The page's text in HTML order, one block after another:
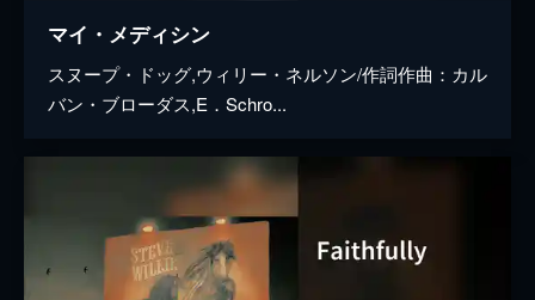
マイ・メディシン
スヌープ・ドッグ,ウィリー・ネルソン/作詞作曲：カル
バン・ブローダス,E．Schro...